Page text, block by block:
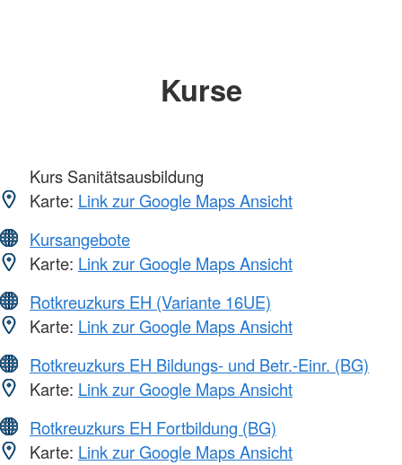
Kurse
Kurs Sanitätsausbildung
Karte: Link zur Google Maps Ansicht
Kursangebote
Karte: Link zur Google Maps Ansicht
Rotkreuzkurs EH (Variante 16UE)
Karte: Link zur Google Maps Ansicht
Rotkreuzkurs EH Bildungs- und Betr.-Einr. (BG)
Karte: Link zur Google Maps Ansicht
Rotkreuzkurs EH Fortbildung (BG)
Karte: Link zur Google Maps Ansicht